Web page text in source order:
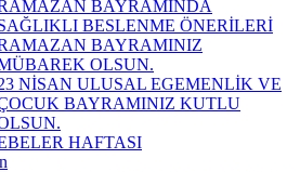
BAYRAMINDA
BESLENME ÖNERİLERİ
BAYRAMINIZ
OLSUN.
NİSAN ULUSAL EGEMENLİK VE
BAYRAMINIZ KUTLU
HAFTASI